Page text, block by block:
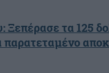
Ξεπέρασε τα 125
παρατεταμένο